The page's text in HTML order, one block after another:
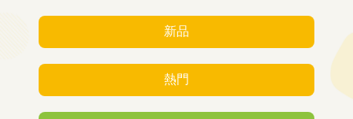
新品
熱門